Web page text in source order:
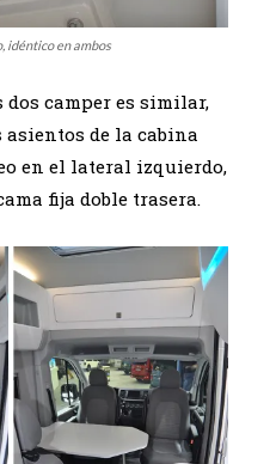
idéntico en ambos
camper es similar,
de la cabina
en el lateral izquierdo,
fija doble trasera.